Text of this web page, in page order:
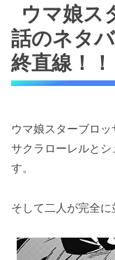
ウマ娘ス
話のネタ
終直線！！
ウマ娘スターブロッ
サクラローレルと
す。
そして二人が完全に